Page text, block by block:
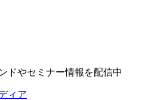
ドやセミナー情報を配信中
ィア